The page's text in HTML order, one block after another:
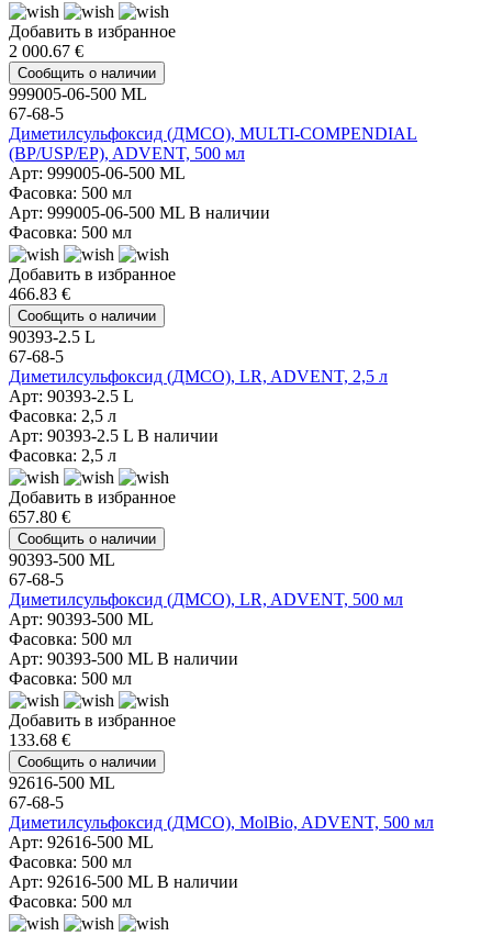
Добавить в избранное
2 000.67 €
Сообщить о наличии
999005-06-500 ML
67-68-5
Диметилсульфоксид (ДМСО), MULTI-COMPENDIAL
(BP/USP/EP), ADVENT, 500 мл
Арт: 999005-06-500 ML
Фасовка: 500 мл
Арт: 999005-06-500 ML В наличии
Фасовка: 500 мл
Добавить в избранное
466.83 €
Сообщить о наличии
90393-2.5 L
67-68-5
Диметилсульфоксид (ДМСО), LR, ADVENT, 2,5 л
Арт: 90393-2.5 L
Фасовка: 2,5 л
Арт: 90393-2.5 L В наличии
Фасовка: 2,5 л
Добавить в избранное
657.80 €
Сообщить о наличии
90393-500 ML
67-68-5
Диметилсульфоксид (ДМСО), LR, ADVENT, 500 мл
Арт: 90393-500 ML
Фасовка: 500 мл
Арт: 90393-500 ML В наличии
Фасовка: 500 мл
Добавить в избранное
133.68 €
Сообщить о наличии
92616-500 ML
67-68-5
Диметилсульфоксид (ДМСО), MolBio, ADVENT, 500 мл
Арт: 92616-500 ML
Фасовка: 500 мл
Арт: 92616-500 ML В наличии
Фасовка: 500 мл